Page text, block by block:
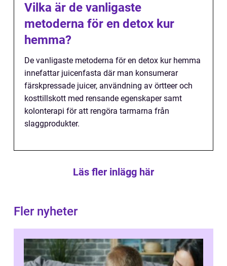
Vilka är de vanligaste
metoderna för en detox kur
hemma?
De vanligaste metoderna för en detox kur hemma
innefattar juicenfasta där man konsumerar
färskpressade juicer, användning av örtteer och
kosttillskott med rensande egenskaper samt
kolonterapi för att rengöra tarmarna från
slaggprodukter.
Läs fler inlägg här
Fler nyheter